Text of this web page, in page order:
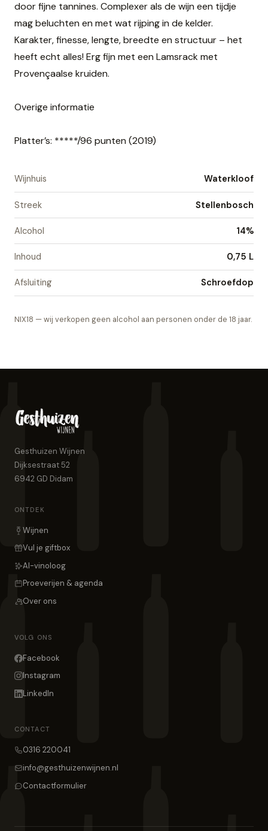
door fijne tannines. Complexer als de wijn een tijdje
mag beluchten en met wat rijping in de kelder.
Karakter, finesse, lengte, breedte en structuur – het
heeft echt alles! Erg fijn met een Lamsrack met
Provençaalse kruiden.
Overige informatie
Platter’s: *****/96 punten (2019)
Wijnhuis Waterkloof
Streek Stellenbosch
Alcohol 14%
Inhoud 0,75 L
Afsluiting Schroefdop
NIX18 — wij verkopen geen alcohol aan personen onder de 18 jaar.
Gesthuizen Wijnen
Dijksestraat 52
6942 GD Didam
ONTDEK
Wijnen
Vul je giftbox
AI-vinoloog
Proeverijen & agenda
Over ons
VOLG ONS
Facebook
Instagram
LinkedIn
CONTACT
0316 220041
info@gesthuizenwijnen.nl
Contactformulier